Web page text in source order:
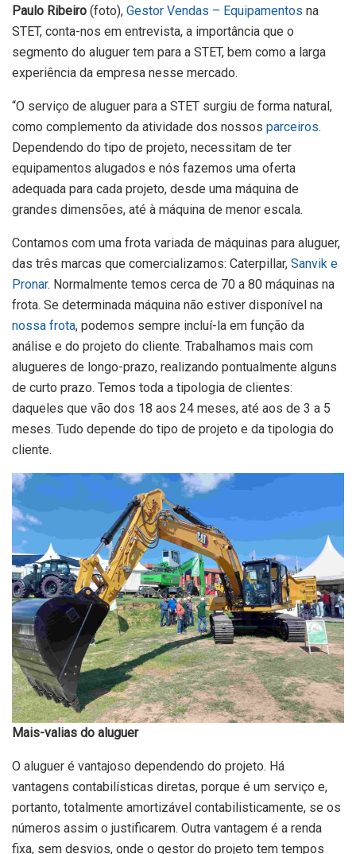
Paulo Ribeiro (foto), Gestor Vendas – Equipamentos na
STET, conta-nos em entrevista, a importância que o
segmento do aluguer tem para a STET, bem como a larga
experiência da empresa nesse mercado.
“O serviço de aluguer para a STET surgiu de forma natural,
como complemento da atividade dos nossos parceiros.
Dependendo do tipo de projeto, necessitam de ter
equipamentos alugados e nós fazemos uma oferta
adequada para cada projeto, desde uma máquina de
grandes dimensões, até à máquina de menor escala.
Contamos com uma frota variada de máquinas para aluguer,
das três marcas que comercializamos: Caterpillar, Sanvik e
Pronar. Normalmente temos cerca de 70 a 80 máquinas na
frota. Se determinada máquina não estiver disponível na
nossa frota, podemos sempre incluí-la em função da
análise e do projeto do cliente. Trabalhamos mais com
alugueres de longo-prazo, realizando pontualmente alguns
de curto prazo. Temos toda a tipologia de clientes:
daqueles que vão dos 18 aos 24 meses, até aos de 3 a 5
meses. Tudo depende do tipo de projeto e da tipologia do
cliente.
Mais-valias do aluguer
O aluguer é vantajoso dependendo do projeto. Há
vantagens contabilísticas diretas, porque é um serviço e,
portanto, totalmente amortizável contabilisticamente, se os
números assim o justificarem. Outra vantagem é a renda
fixa, sem desvios, onde o gestor do projeto tem tempos